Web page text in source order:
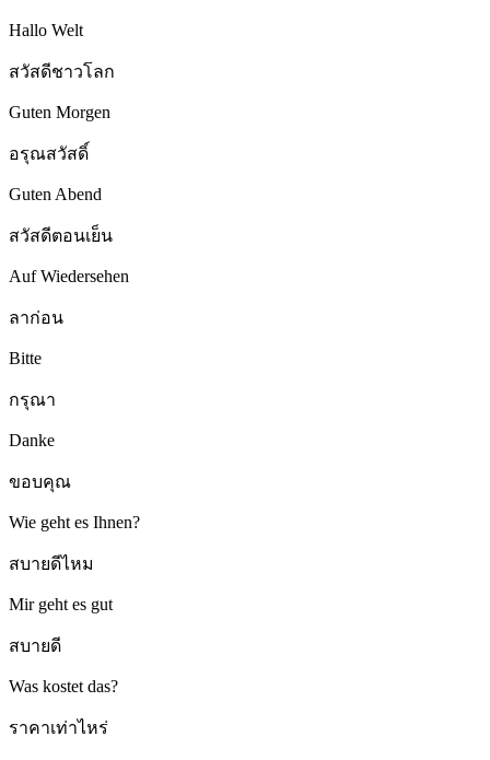
Hallo Welt
สวัสดีชาวโลก
Guten Morgen
อรุณสวัสดิ์
Guten Abend
สวัสดีตอนเย็น
Auf Wiedersehen
ลาก่อน
Bitte
กรุณา
Danke
ขอบคุณ
Wie geht es Ihnen?
สบายดีไหม
Mir geht es gut
สบายดี
Was kostet das?
ราคาเท่าไหร่